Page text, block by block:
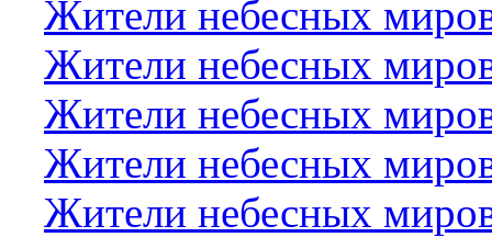
Жители небесных
Жители небесных
Жители небесных
Жители небесных
Жители небесных